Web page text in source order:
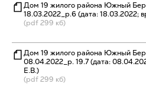
Дом 19 жилого района Южный
18.03.2022_р.6 (дата: 18.03.2022;
(pdf 299 кб)
Дом 19 жилого района Южный
08.04.2022_р. 19.7 (дата:
Е.В.)
(pdf 299 кб)